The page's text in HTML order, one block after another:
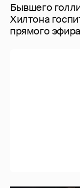
Бывшего
Хилтона
прямого